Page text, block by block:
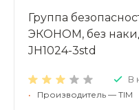
Группа
ЭКОНОМ, без
JH1024-3std
В
• Производитель — TIM